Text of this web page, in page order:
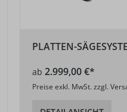
PLATTEN-
ab 2.999,00 €*
Preise exkl. MwSt. zzgl.